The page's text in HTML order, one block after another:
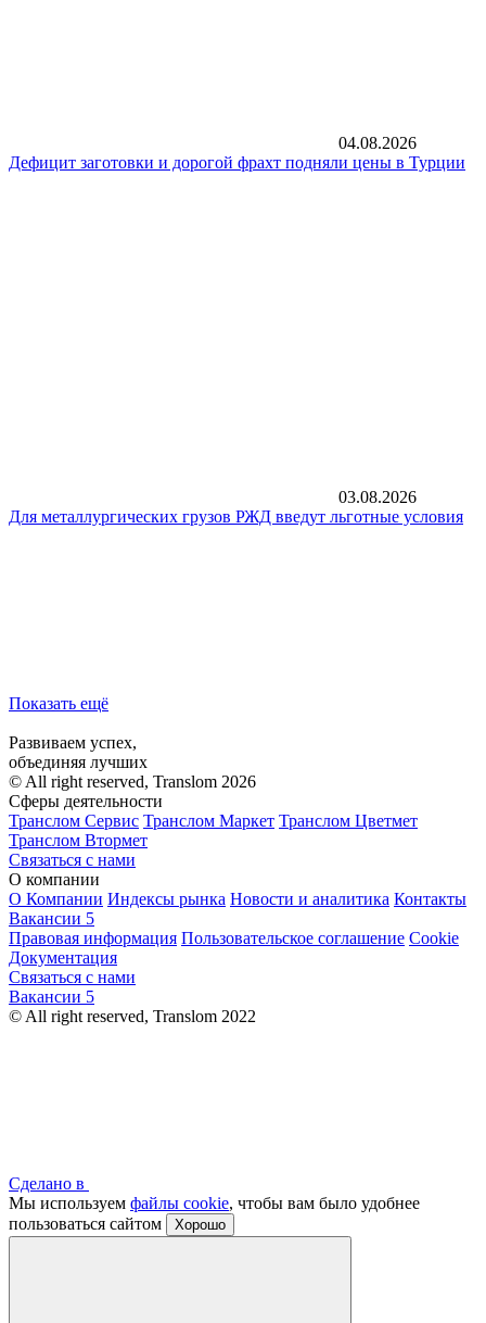
04.08.2026
Дефицит заготовки и дорогой фрахт подняли цены в Турции
03.08.2026
Для металлургических грузов РЖД введут льготные условия
Показать ещё
Развиваем успех,
объединяя лучших
© All right reserved, Translom 2026
Сферы деятельности
Транслом Сервис Транслом Маркет Транслом Цветмет
Транслом Втормет
Связаться с нами
О компании
О Компании Индексы рынка Новости и аналитика Контакты
Вакансии 5
Правовая информация Пользовательское соглашение Cookie
Документация
Связаться с нами
Вакансии 5
© All right reserved, Translom 2022
Сделано в
Мы используем файлы cookie, чтобы вам было удобнее
пользоваться сайтом
Хорошо